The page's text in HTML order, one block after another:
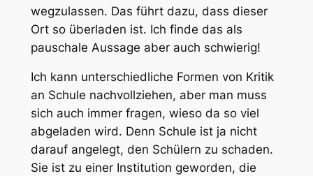
wegzulassen. Das führt dazu, dass dieser
Ort so überladen ist. Ich finde das als
pauschale Aussage aber auch schwierig!
Ich kann unterschiedliche Formen von Kritik
an Schule nachvollziehen, aber man muss
sich auch immer fragen, wieso da so viel
abgeladen wird. Denn Schule ist ja nicht
darauf angelegt, den Schülern zu schaden.
Sie ist zu einer Institution geworden, die